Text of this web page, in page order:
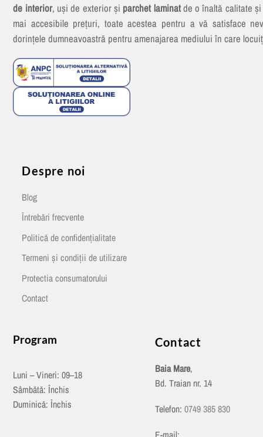
de interior, uși de exterior și parchet laminatde o înaltă calitate și
mai accesibile prețuri, toate acestea pentru a vă satisface
dorințele dumneavoastră pentru amenajarea mediului în care
Despre noi
Blog
Întrebări frecvente
Politică de confidențialitate
Termeni și condiții de utilizare
Protectia consumatorului
Contact
Program
Luni – Vineri: 09–18
Sâmbătă: Închis
Duminică: Închis
Contact
Baia Mare,
Bd. Traian nr. 14
Telefon: 0749 385 830